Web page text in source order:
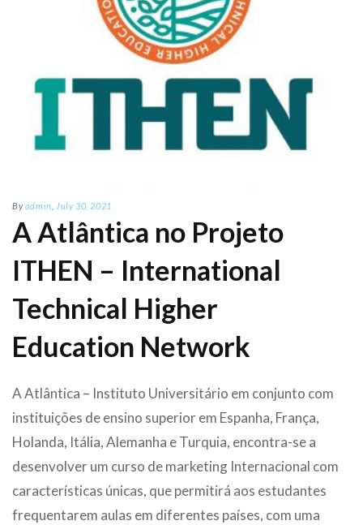
Byadmin July 30, 2021
A Atlântica no Projeto
ITHEN – International
Technical Higher
Education Network
A Atlântica – Instituto Universitário em conjunto com
instituições de ensino superior em Espanha, França,
Holanda, Itália, Alemanha e Turquia, encontra-se a
desenvolver um curso de marketing Internacional com
características únicas, que permitirá aos estudantes
frequentarem aulas em diferentes países, com uma